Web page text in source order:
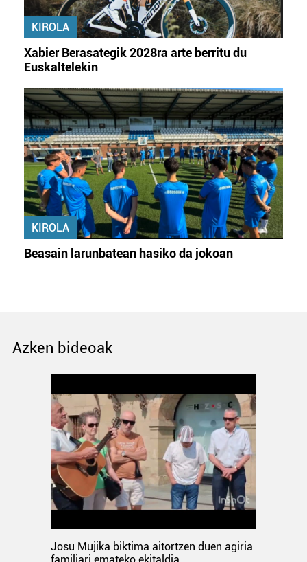
KIROLA
Xabier Berasategik 2028ra arte berritu du
Euskaltelekin
KIROLA
Beasain larunbatean hasiko da jokoan
Azken bideoak
Josu Mujika biktima aitortzen duen agiria